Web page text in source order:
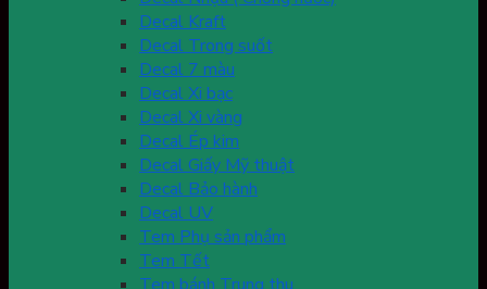
Decal Kraft
Decal Trong suốt
Decal 7 màu
Decal Xi bạc
Decal Xi vàng
Decal Ép kim
Decal Giấy Mỹ thuật
Decal Bảo hành
Decal UV
Tem Phụ sản phẩm
Tem Tết